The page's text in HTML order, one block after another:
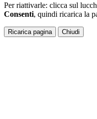
Per riattivarle: clicca sul
Consenti, quindi ricarica la
Ricarica pagina Chiudi